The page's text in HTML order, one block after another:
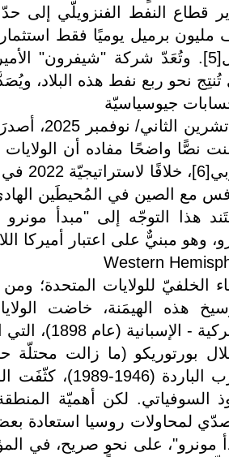
قطاع النفط الفنزويلّي إلى
الأقل[5]. وتُعَدّ شركة "شيفرون"
نحو ربع نفط هذه البلاد،
نصًّا واضحًا مفاده أن
مع الصين في المُحيطَين
وهو مبنيٌّ على اعتبار أميركا
Western
الخلفيّ للولايات المتحدة؛
هذه الهيمَنة، خاضت
الأميركية
بورتوريكو (ما زالت
الحرب الباردة
السوفياتي. لكن أهميّة
لمحاولات روسيا استعادة
مونرو"، على نحوٍ صريح، في